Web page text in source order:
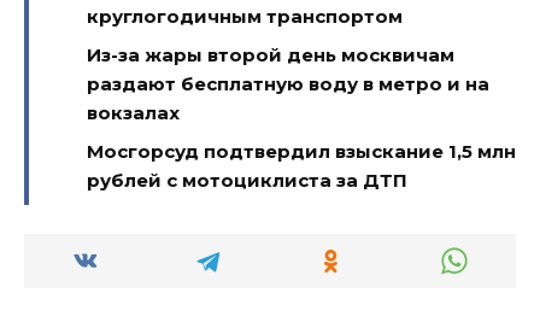
круглогодичным транспортом
Из-за жары второй день москвичам
раздают бесплатную воду в метро и на
вокзалах
Мосгорсуд подтвердил взыскание 1,5 млн
рублей с мотоциклиста за ДТП